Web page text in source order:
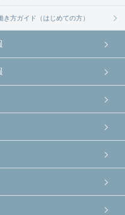
き方ガイド（はじめての方）